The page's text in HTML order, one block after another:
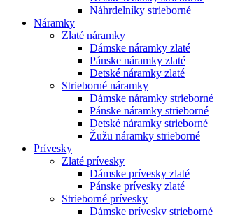
Náhrdelníky strieborné
Náramky
Zlaté náramky
Dámske náramky zlaté
Pánske náramky zlaté
Detské náramky zlaté
Strieborné náramky
Dámske náramky strieborné
Pánske náramky strieborné
Detské náramky strieborné
Žužu náramky strieborné
Prívesky
Zlaté prívesky
Dámske prívesky zlaté
Pánske prívesky zlaté
Strieborné prívesky
Dámske prívesky strieborné